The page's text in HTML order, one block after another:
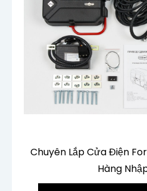
Chuyên Lắp Cửa Điện
Hàng